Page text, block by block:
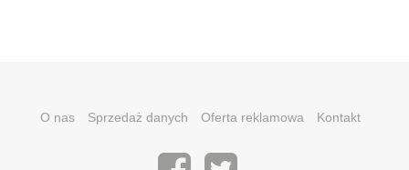
O nas Sprzedaż danych Oferta reklamowa Kontakt